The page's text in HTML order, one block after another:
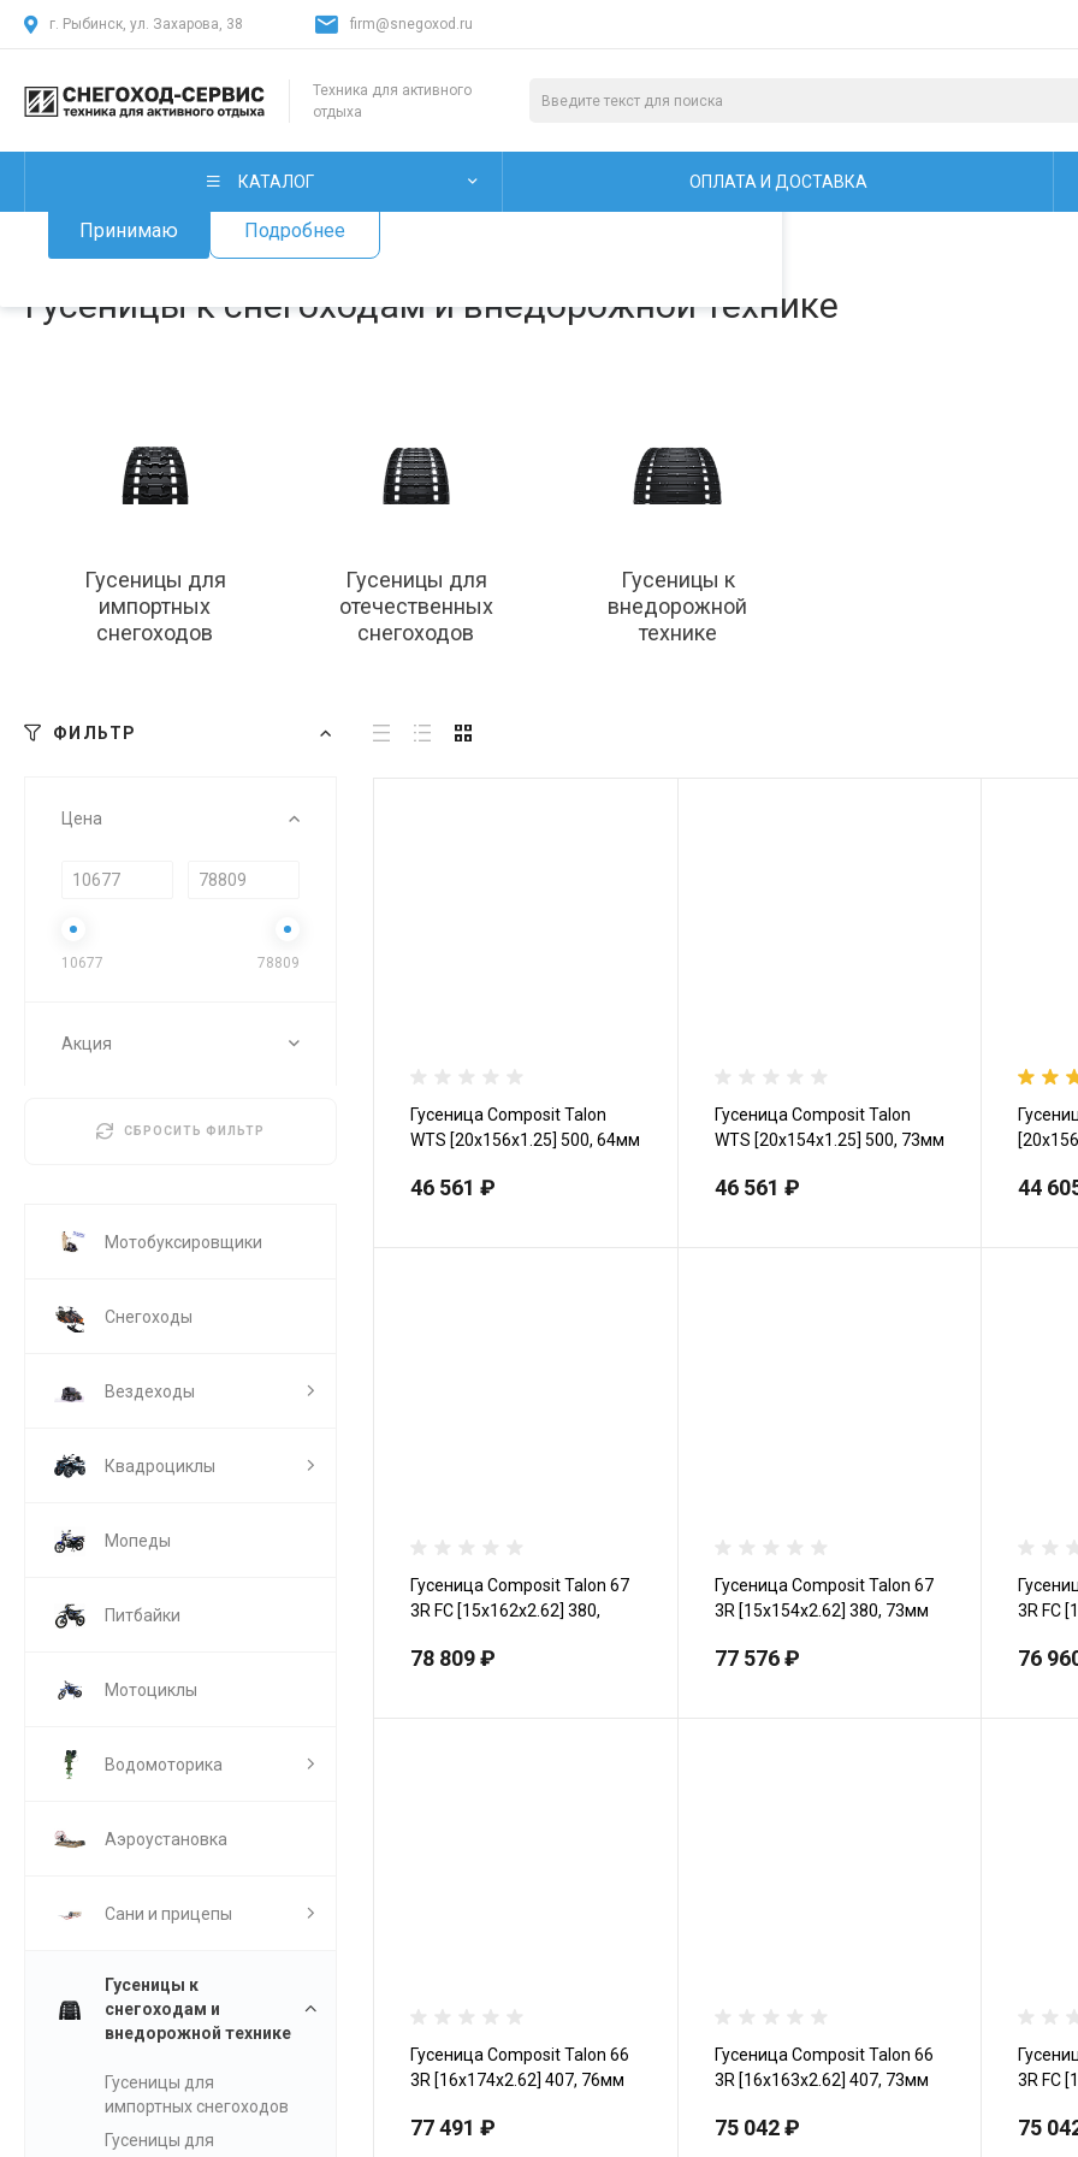
Мы используем файлы cookie, разработанные нашими специалистами и третьими
Принимаю Подробнее
г. Рыбинск, ул. Захарова, 38 firm@snegoxod.ru
Техника для активного
отдыха
КАТАЛОГ ОПЛАТА И ДОСТАВКА
Главная / Каталог товаров / Гусеницы к снегоходам и внедорожной технике
Гусеницы к снегоходам и внедорожной технике
Гусеницы для
импортных
снегоходов
Гусеницы для
отечественных
снегоходов
Гусеницы к
внедорожной
технике
ФИЛЬТР
Цена
10677 78809
Акция
СБРОСИТЬ ФИЛЬТР
Мотобуксировщики
Снегоходы
Вездеходы
Квадроциклы
Мопеды
Питбайки
Мотоциклы
Водомоторика
Аэроустановка
Сани и прицепы
Гусеницы к
снегоходам и
внедорожной технике
Гусеницы для
импортных снегоходов
Гусеницы для
Гусеница Сomposit Talon
WTS [20x156x1.25] 500, 64мм
46 561 ₽
Гусеница Сomposit Talon
WTS [20x154x1.25] 500, 73мм
46 561 ₽ 44
Гусеница Сomposit Talon 67
3R FC [15x162x2.62] 380,
78 809 ₽
Гусеница Сomposit Talon 67
3R [15x154x2.62] 380, 73мм
77 576 ₽
3R FC
76
Гусеница Сomposit Talon 66
3R [16x174x2.62] 407, 76мм
77 491 ₽
Гусеница Сomposit Talon 66
3R [16x163x2.62] 407, 73мм
75 042 ₽
3R FC
75